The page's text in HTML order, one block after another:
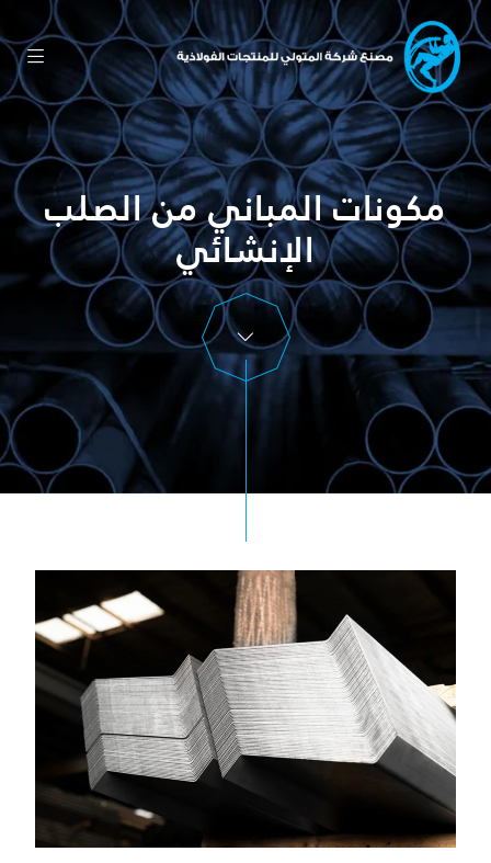
مكونات المباني من الصلب
الإنشائي